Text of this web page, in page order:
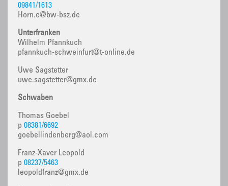
09841/1613
Horn.e@bw-bsz.de
Unterfranken
Wilhelm Pfannkuch
pfannkuch-schweinfurt@t-online.de
Uwe Sagstetter
uwe.sagstetter@gmx.de
Schwaben
Thomas Goebel
p 08381/6692
goebellindenberg@aol.com
Franz-Xaver Leopold
p 08237/5463
leopoldfranz@gmx.de